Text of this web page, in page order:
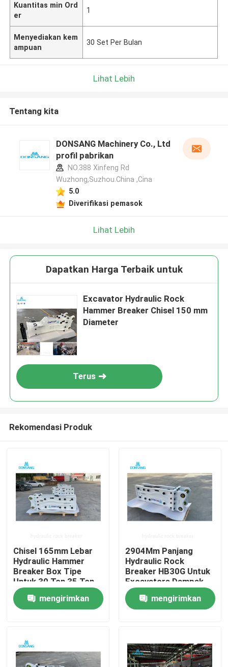
Rumah
Tampilan VR
Kuantitas min Ord
er
1
Menyediakan kem
ampuan
30 Set Per Bulan
Lihat Lebih
Tentang kita
DONSANG Machinery Co., Ltd
profil pabrikan
NO.388 Xinfeng Rd
Wuzhong,Suzhou.China ,Cina
5.0
Diverifikasi pemasok
Lihat Lebih
Dapatkan Harga Terbaik untuk
Excavator Hydraulic Rock
Hammer Breaker Chisel 150 mm
Diameter
Terus
Rekomendasi Produk
Chisel 165mm Lebar
Hydraulic Hammer
Breaker Box Tipe
Untuk 30 Ton 35 Ton
40 Ton Excavator
mengirimkan
2904Mm Panjang
Hydraulic Rock
Breaker HB30G Untuk
Excavators Dampak
Kekuatan 5250 J
mengirimkan